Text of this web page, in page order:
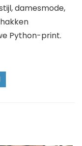
Python-print.